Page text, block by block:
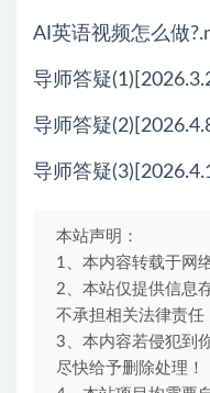
AI英语视频怎么做
导师答疑
导师答疑
导师答疑
本站声明：
1、本内容转载于网
2、本站仅提供信息
不承担相关法律责任
3、本内容若侵犯到
尽快给予删除处理！